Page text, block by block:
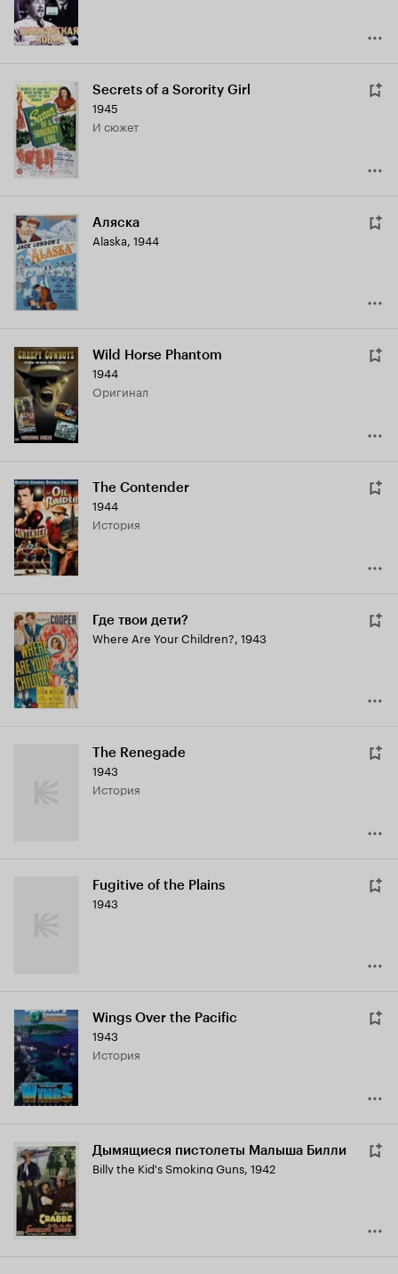
Secrets of a Sorority Girl
1945
и сюжет
Аляска
Alaska, 1944
Wild Horse Phantom
1944
оригинал
The Contender
1944
история
Где твои дети?
Where Are Your Children?, 1943
The Renegade
1943
история
Fugitive of the Plains
1943
Wings Over the Pacific
1943
история
Дымящиеся пистолеты Малыша Билли
Billy the Kid's Smoking Guns, 1942